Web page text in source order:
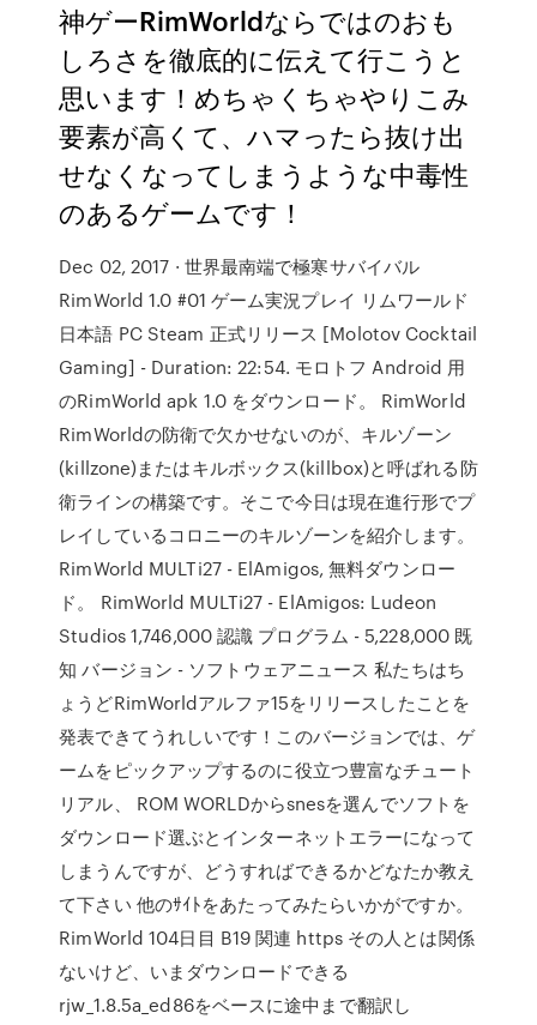
神ゲーRimWorldならではのおも
しろさを徹底的に伝えて行こうと
思います！めちゃくちゃやりこみ
要素が高くて、ハマったら抜け出
せなくなってしまうような中毒性
のあるゲームです！
Dec 02, 2017 · 世界最南端で極寒サバイバル
RimWorld 1.0 #01 ゲーム実況プレイ リムワールド
日本語 PC Steam 正式リリース [Molotov Cocktail
Gaming] - Duration: 22:54. モロトフ Android 用
のRimWorld apk 1.0 をダウンロード。 RimWorld
RimWorldの防衛で欠かせないのが、キルゾーン
(killzone)またはキルボックス(killbox)と呼ばれる防
衛ラインの構築です。そこで今日は現在進行形でプ
レイしているコロニーのキルゾーンを紹介します。
RimWorld MULTi27 - ElAmigos, 無料ダウンロー
ド。 RimWorld MULTi27 - ElAmigos: Ludeon
Studios 1,746,000 認識 プログラム - 5,228,000 既
知 バージョン - ソフトウェアニュース 私たちはち
ょうどRimWorldアルファ15をリリースしたことを
発表できてうれしいです！このバージョンでは、ゲ
ームをピックアップするのに役立つ豊富なチュート
リアル、 ROM WORLDからsnesを選んでソフトを
ダウンロード選ぶとインターネットエラーになって
しまうんですが、どうすればできるかどなたか教え
て下さい 他のｻｲﾄをあたってみたらいかがですか。
RimWorld 104日目 B19 関連 https その人とは関係
ないけど、いまダウンロードできる
rjw_1.8.5a_ed86をベースに途中まで翻訳し